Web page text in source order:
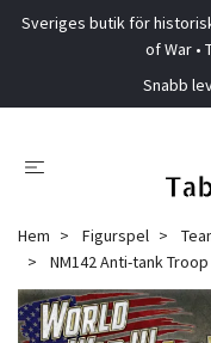
Sveriges butik för
of War •
Snabb
Hem Figurspel
NM142 Anti-tank Troop